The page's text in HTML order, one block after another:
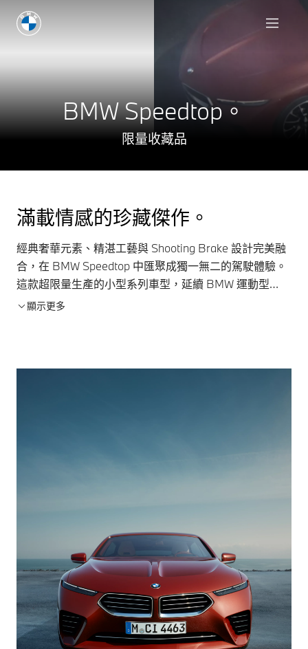
BMW Speedtop。
限量收藏品
滿載情感的珍藏傑作。
經典奢華元素、精湛工藝與 Shooting Brake 設計完美融
合，在 BMW Speedtop 中匯聚成獨一無二的駕駛體驗。
這款超限量生產的小型系列車型，延續 BMW 運動型
Touring 的經典血脈，為所有感官提供度身訂造的專屬體
顯示更多